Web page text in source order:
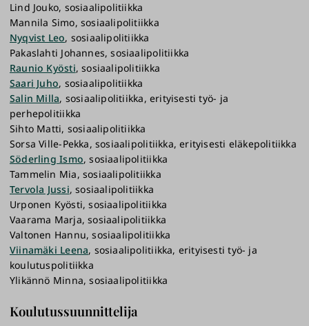
Lind Jouko, sosiaalipolitiikka
Mannila Simo, sosiaalipolitiikka
Nyqvist Leo, sosiaalipolitiikka
Pakaslahti Johannes, sosiaalipolitiikka
Raunio Kyösti, sosiaalipolitiikka
Saari Juho, sosiaalipolitiikka
Salin Milla, sosiaalipolitiikka, erityisesti työ- ja
perhepolitiikka
Sihto Matti, sosiaalipolitiikka
Sorsa Ville-Pekka, sosiaalipolitiikka, erityisesti eläkepolitiikka
Söderling Ismo, sosiaalipolitiikka
Tammelin Mia, sosiaalipolitiikka
Tervola Jussi, sosiaalipolitiikka
Urponen Kyösti, sosiaalipolitiikka
Vaarama Marja, sosiaalipolitiikka
Valtonen Hannu, sosiaalipolitiikka
Viinamäki Leena, sosiaalipolitiikka, erityisesti työ- ja
koulutuspolitiikka
Ylikännö Minna, sosiaalipolitiikka
Koulutussuunnittelija